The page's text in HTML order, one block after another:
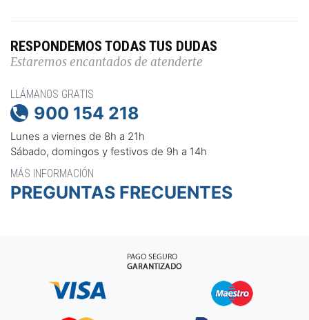
RESPONDEMOS TODAS TUS DUDAS
Estaremos encantados de atenderte
LLÁMANOS GRATIS
 900 154 218
Lunes a viernes de 8h a 21h
Sábado, domingos y festivos de 9h a 14h
MÁS INFORMACIÓN
PREGUNTAS FRECUENTES